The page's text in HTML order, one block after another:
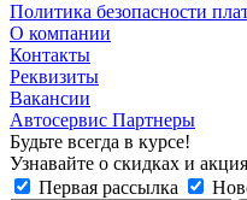
Политика безопасности
О компании
Контакты
Реквизиты
Вакансии
Автосервис Партнеры
Будьте всегда в курсе!
Узнавайте о скидках и
Первая рассылка